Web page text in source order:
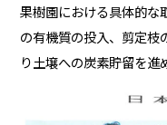
果樹園における具体的な
の有機質の投入、剪定枝
り土壌への炭素貯留を進